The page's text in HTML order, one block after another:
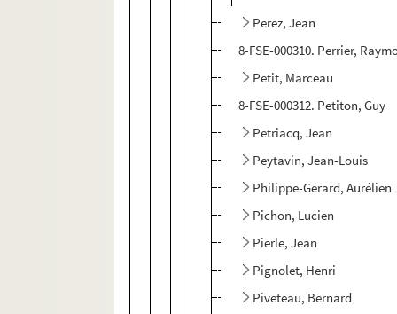
Perez, Jean
8-FSE-000310. Perrier,
Petit, Marceau
8-FSE-000312. Petiton, Guy
Petriacq, Jean
Peytavin, Jean-Louis
Philippe-Gérard, Aurélien
Pichon, Lucien
Pierle, Jean
Pignolet, Henri
Piveteau, Bernard